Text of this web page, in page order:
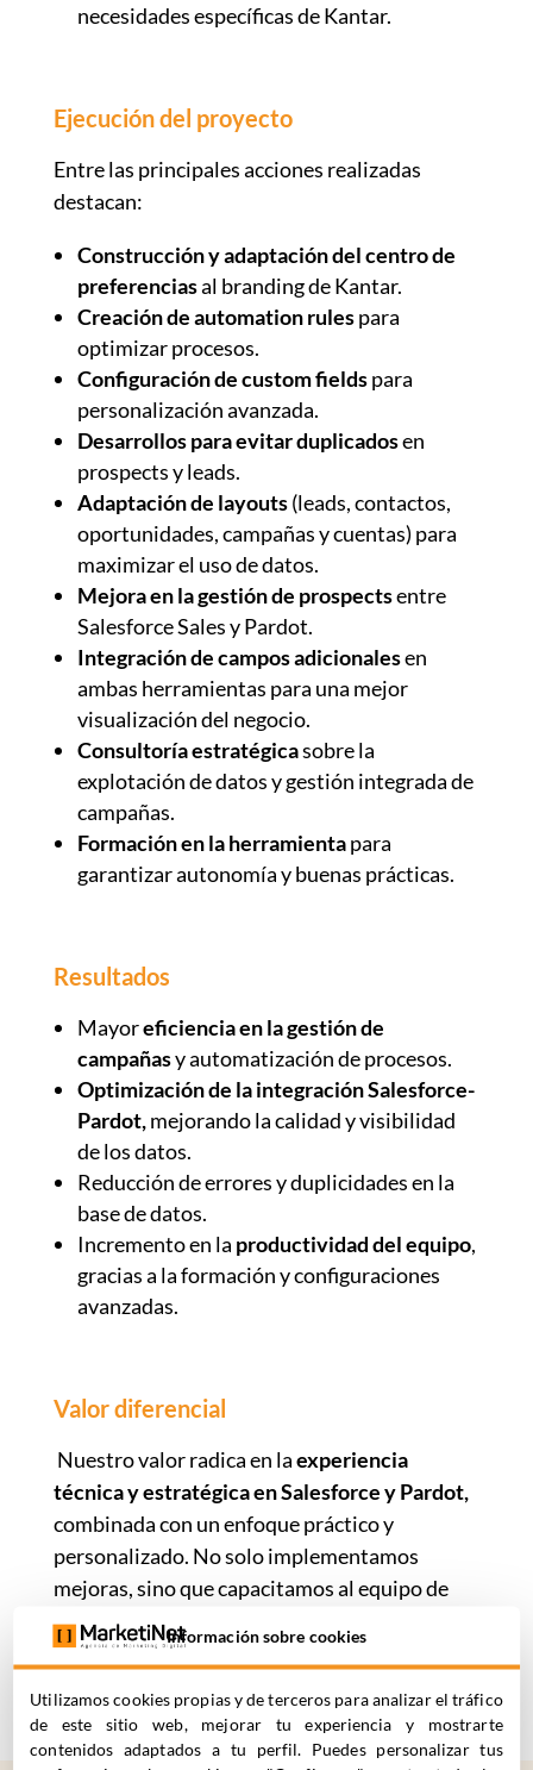
necesidades específicas de Kantar.
Ejecución del proyecto
Entre las principales acciones realizadas
destacan:
Construcción y adaptación del centro de
preferenciasal branding de Kantar.
Creación de automation rulespara
optimizar procesos.
Configuración de custom fieldspara
personalización avanzada.
Desarrollos para evitar duplicadosen
prospects y leads.
Adaptación de layouts(leads, contactos,
oportunidades, campañas y cuentas) para
maximizar el uso de datos.
Mejora en la gestión de prospectsentre
Salesforce Sales y Pardot.
Integración de campos adicionalesen
ambas herramientas para una mejor
visualización del negocio.
Consultoría estratégicasobre la
explotación de datos y gestión integrada de
campañas.
Formación en la herramientapara
garantizar autonomía y buenas prácticas.
Resultados
Mayoreficiencia en la gestión de
campañasy automatización de procesos.
Optimización de la integración Salesforce-
Pardot,mejorando la calidad y visibilidad
de los datos.
Reducción de errores y duplicidades en la
base de datos.
Incremento en la productividad del equipo,
gracias a la formación y configuraciones
avanzadas.
Valor diferencial
Nuestro valor radica en laexperiencia
técnica y estratégica en Salesforce y Pardot,
combinada con un enfoque práctico y
personalizado. No solo implementamos
mejoras, sino que capacitamos al equipo de
Kantar para que pueda
campañas de forma autónoma y eficiente,
Información sobre cookies
Utilizamos cookies propias y de terceros para analizar el tráfico
de este sitio web, mejorar tu experiencia y mostrarte
contenidos adaptados a tu perfil. Puedes personalizar tus